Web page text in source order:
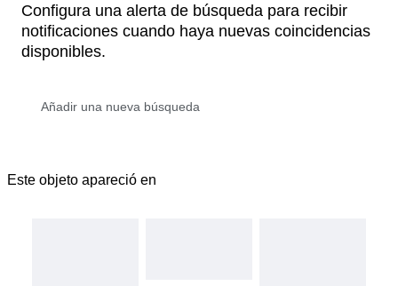
Configura una alerta de búsqueda para recibir
notificaciones cuando haya nuevas coincidencias
disponibles.
Este objeto apareció en